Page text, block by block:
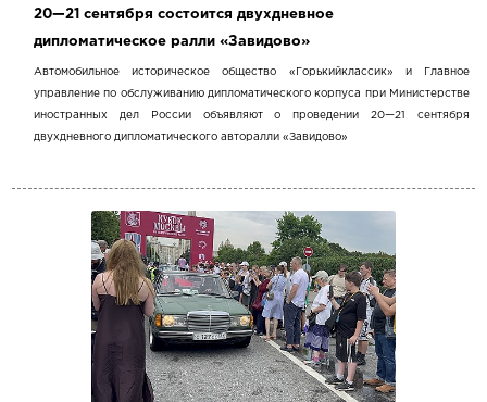
20—21 сентября состоится двухдневное
дипломатическое ралли «Завидово»
Автомобильное историческое общество «Горькийклассик» и Главное
управление по обслуживанию дипломатического корпуса при Министерстве
иностранных дел России объявляют о проведении 20—21 сентября
двухдневного дипломатического авторалли «Завидово»